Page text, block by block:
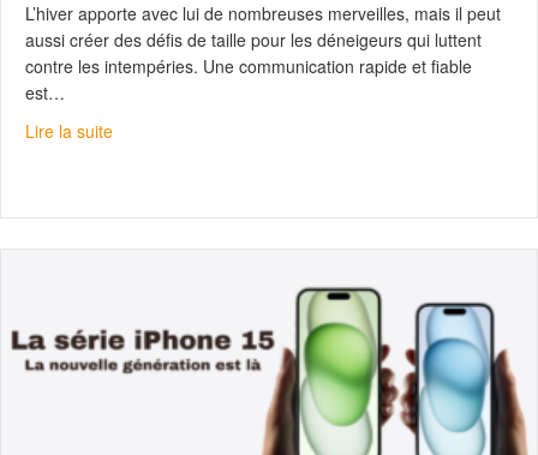
L’hiver apporte avec lui de nombreuses merveilles, mais il peut
aussi créer des défis de taille pour les déneigeurs qui luttent
contre les intempéries. Une communication rapide et fiable
est…
Lire la suiteabout Déneigeurs, êtes-vous équipés ?